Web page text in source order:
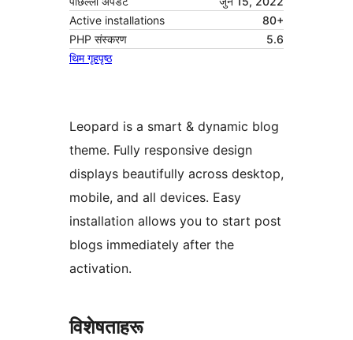
Active installations
80+
PHP संस्करण
5.6
थिम गृहपृष्ठ
Leopard is a smart & dynamic blog
theme. Fully responsive design
displays beautifully across desktop,
mobile, and all devices. Easy
installation allows you to start post
blogs immediately after the
activation.
विशेषताहरू